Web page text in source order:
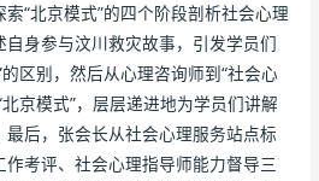
“北京模式”的四个阶段剖析社会心理
身参与汶川救灾故事，引发学员们
区别，然后从心理咨询师到“社会心
京模式”，层层递进地为学员们讲解
后，张会长从社会心理服务站点标
考评、社会心理指导师能力督导三